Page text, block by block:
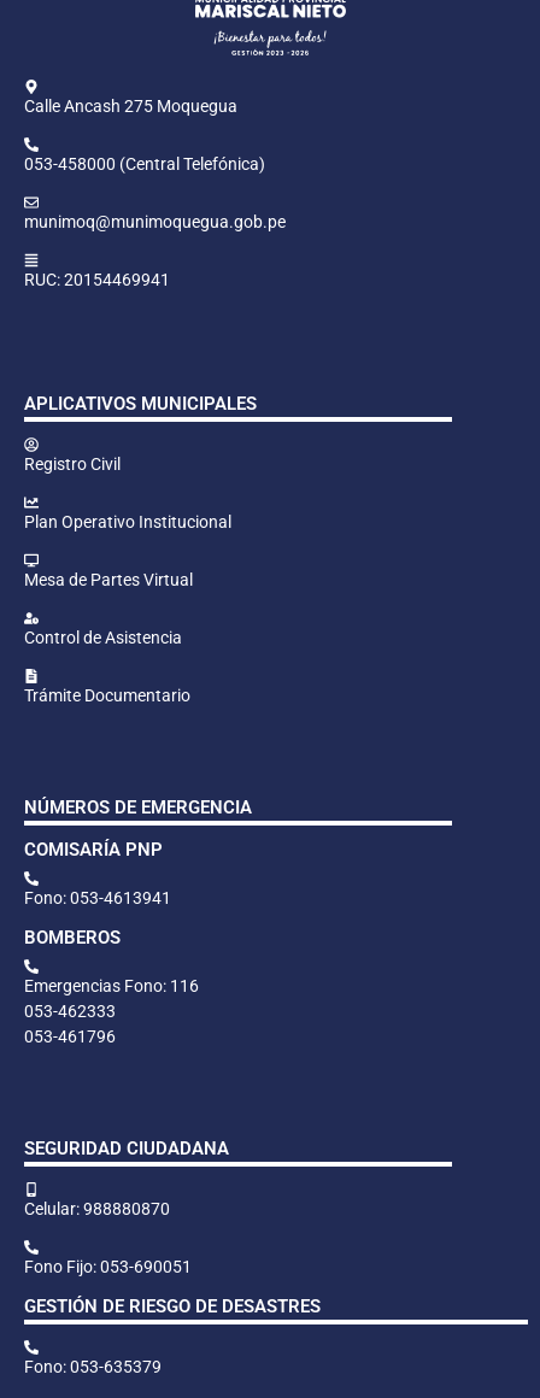
Calle Ancash 275 Moquegua
053-458000 (Central Telefónica)
munimoq@munimoquegua.gob.pe
RUC: 20154469941
APLICATIVOS MUNICIPALES
Registro Civil
Plan Operativo Institucional
Mesa de Partes Virtual
Control de Asistencia
Trámite Documentario
NÚMEROS DE EMERGENCIA
COMISARÍA PNP
Fono: 053-4613941
BOMBEROS
Emergencias Fono: 116
053-462333
053-461796
SEGURIDAD CIUDADANA
Celular: 988880870
Fono Fijo: 053-690051
GESTIÓN DE RIESGO DE DESASTRES
Fono: 053-635379